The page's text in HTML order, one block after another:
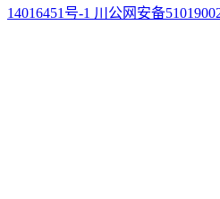
14016451号-1 川公网安备